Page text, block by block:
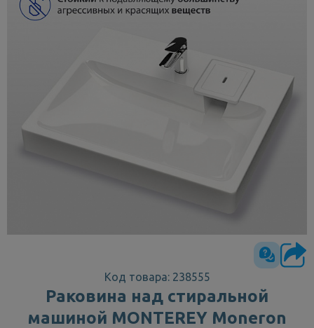
Код товара: 238555
Раковина над стиральной
машиной MONTEREY Moneron